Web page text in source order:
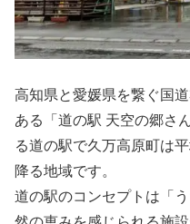
高知県と愛媛県を繋ぐ国
ある「道の駅 天空の郷さ
る道の駅で久万高原町は
降る地域です。
道の駅のコンセプトは「